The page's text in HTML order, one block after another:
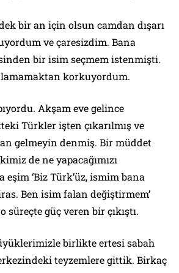
bir an için olsun camdan dışarı
ve çaresizdim. Bana
bir isim seçmem istenmişti.
korkuyordum.
Akşam eve gelince
Türkler işten çıkarılmış ve
gelmeyin denmiş. Bir müddet
de ne yapacağımızı
‘Biz Türk’üz, ismim bana
Ben isim falan değiştirmem’
süreçte güç veren bir çıkıştı.
birlikte ertesi sabah
teyzemlere gittik. Birkaç